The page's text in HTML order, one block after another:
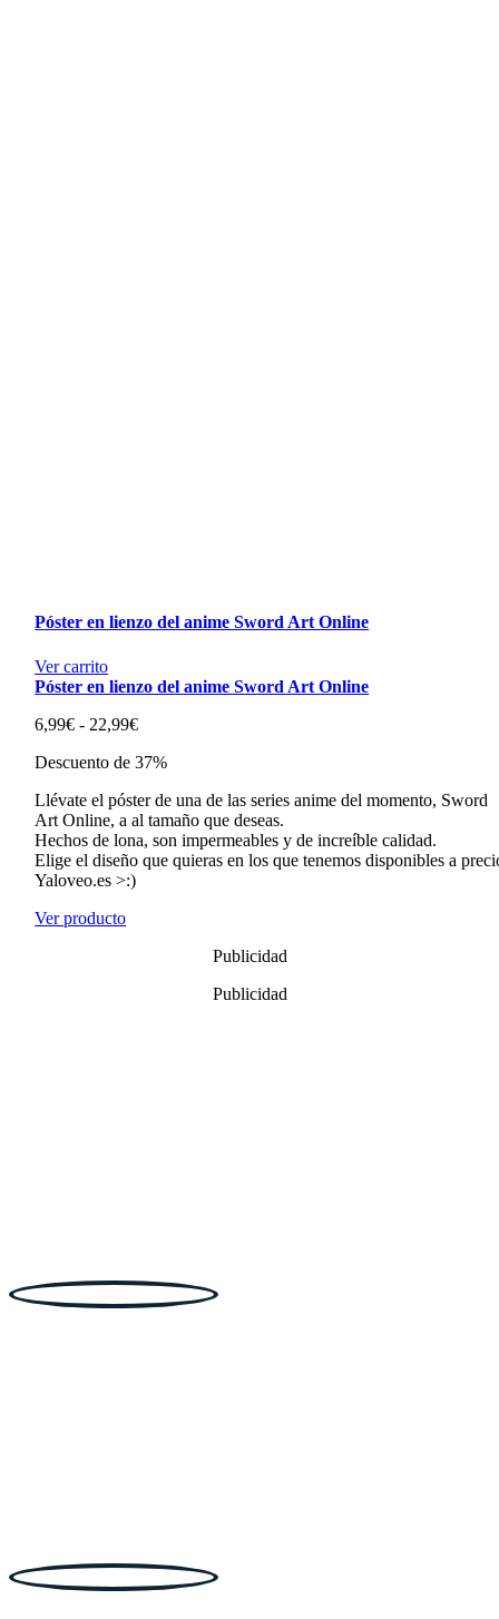
Póster en lienzo del anime Sword Art Online
Ver carrito
Póster en lienzo del anime Sword Art Online
6,99€ - 22,99€Rango
precios:
6,99€
hasta
22,99€
Descuento de 37%
Llévate el póster de una de las series anime del momento, Sword
Art Online, a al tamaño que deseas.
Hechos de lona, son impermeables y de increíble calidad.
Elige el diseño que quieras en los que tenemos disponibles a
Yaloveo.es >:)
Ver producto
Publicidad
Publicidad